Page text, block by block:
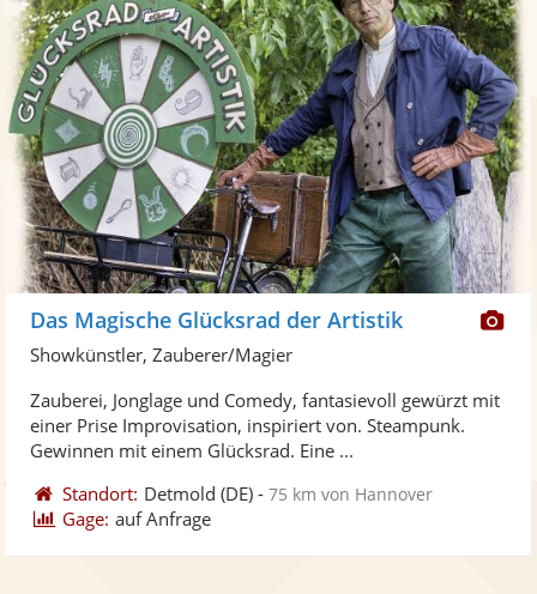
Das Magische Glücksrad der Artistik
Showkünstler, Zauberer/Magier
Zauberei, Jonglage und Comedy, fantasievoll gewürzt mit
einer Prise Improvisation, inspiriert von. Steampunk.
Gewinnen mit einem Glücksrad. Eine ...
Standort: Detmold (DE) -75 km von Hannover
Gage: auf Anfrage